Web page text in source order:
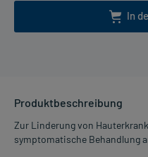
In
Produktbeschreibung
Zur Linderung von
symptomatische Behandlung